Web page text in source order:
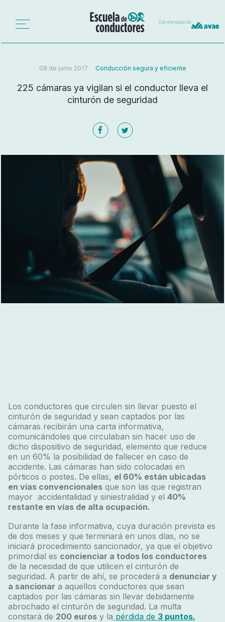
Con el impulso de
08 de junio 2017 Conducción segura y eficiente
225 cámaras ya vigilan si el conductor lleva el
cinturón de seguridad
Los conductores que circulen sin llevar puesto el
cinturón de seguridad y sean captados por las
cámaras recibirán una carta informativa,
comunicándoles que circulaban sin hacer uso de
dicho dispositivo de seguridad, elemento que reduce
en un 60% la posibilidad de fallecer en caso de
accidente. Las cámaras han sido colocadas en
pórticos o postes. De ellas, el 60% están ubicadas
en vías convencionalesque son las que registran
mayor accidentalidad y siniestralidad y el 40%
restante en vías de alta ocupación.
Durante la fase informativa, cuya duración prevista es
de dos meses y que terminará en unos días, no se
iniciará procedimiento sancionador, ya que el objetivo
primordial es concienciar a todos los conductores
de la necesidad de que utilicen el cinturón de
seguridad. A partir de ahí, se procederá a denunciar y
a sancionar a aquellos conductores que sean
captados por las cámaras sin llevar debidamente
abrochado el cinturón de seguridad. La multa
constará de 200 eurosy la pérdida de 3 puntos.